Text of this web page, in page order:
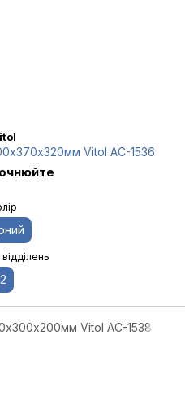
Vitol AC-1536
відділень
2